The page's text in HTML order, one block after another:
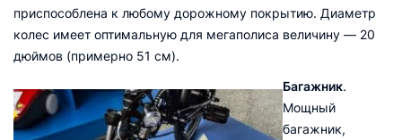
приспособлена к любому дорожному покрытию. Диаметр
колес имеет оптимальную для мегаполиса величину — 20
дюймов (примерно 51 см).
Багажник.
Мощный
багажник,